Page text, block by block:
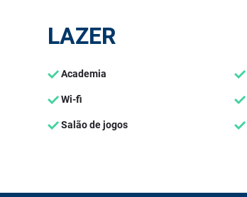
LAZER
Academia
Wi-fi
Salão de jogos